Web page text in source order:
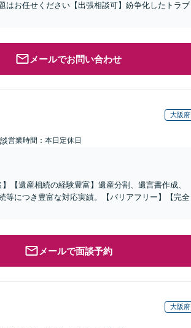
はお任せください【出張相談可】紛争化したトラブ
メールでお問い合わせ
大阪府
営業時間：本日定休日
【遺産相続の経験豊富】遺産分割、遺言書作成、
等につき豊富な対応実績。【バリアフリー】【完全
メールで面談予約
大阪府